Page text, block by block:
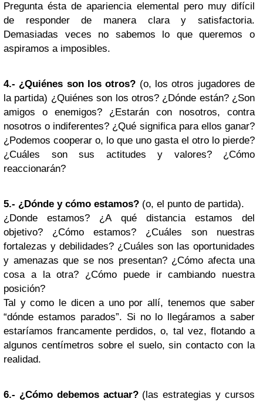
Pregunta ésta de apariencia elemental pero muy difícil
de responder de manera clara y satisfactoria.
Demasiadas veces no sabemos lo que queremos o
aspiramos a imposibles.
4.- ¿Quiénes son los otros? (o, los otros jugadores de
la partida) ¿Quiénes son los otros? ¿Dónde están? ¿Son
amigos o enemigos? ¿Estarán con nosotros, contra
nosotros o indiferentes? ¿Qué significa para ellos ganar?
¿Podemos cooperar o, lo que uno gasta el otro lo pierde?
¿Cuáles son sus actitudes y valores? ¿Cómo
reaccionarán?
5.- ¿Dónde y cómo estamos? (o, el punto de partida).
¿Donde estamos? ¿A qué distancia estamos del
objetivo? ¿Cómo estamos? ¿Cuáles son nuestras
fortalezas y debilidades? ¿Cuáles son las oportunidades
y amenazas que se nos presentan? ¿Cómo afecta una
cosa a la otra? ¿Cómo puede ir cambiando nuestra
posición?
Tal y como le dicen a uno por allí, tenemos que saber
“dónde estamos parados”. Si no lo llegáramos a saber
estaríamos francamente perdidos, o, tal vez, flotando a
algunos centímetros sobre el suelo, sin contacto con la
realidad.
6.- ¿Cómo debemos actuar? (las estrategias y cursos